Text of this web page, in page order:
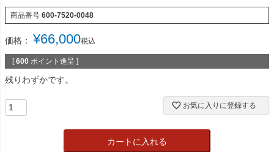
商品番号 600-7520-0048
価格： ¥66,000税込
[ 600 ポイント進呈 ]
残りわずかです。
お気に入りに登録する
カートに入れる